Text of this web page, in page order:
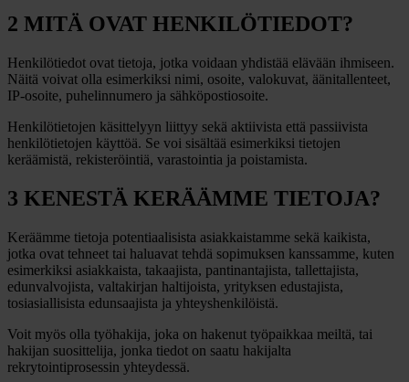
2 MITÄ OVAT HENKILÖTIEDOT?
Henkilötiedot ovat tietoja, jotka voidaan yhdistää elävään ihmiseen.
Näitä voivat olla esimerkiksi nimi, osoite, valokuvat, äänitallenteet,
IP-osoite, puhelinnumero ja sähköpostiosoite.
Henkilötietojen käsittelyyn liittyy sekä aktiivista että passiivista
henkilötietojen käyttöä. Se voi sisältää esimerkiksi tietojen
keräämistä, rekisteröintiä, varastointia ja poistamista.
3 KENESTÄ KERÄÄMME TIETOJA?
Keräämme tietoja potentiaalisista asiakkaistamme sekä kaikista,
jotka ovat tehneet tai haluavat tehdä sopimuksen kanssamme, kuten
esimerkiksi asiakkaista, takaajista, pantinantajista, tallettajista,
edunvalvojista, valtakirjan haltijoista, yrityksen edustajista,
tosiasiallisista edunsaajista ja yhteyshenkilöistä.
Voit myös olla työhakija, joka on hakenut työpaikkaa meiltä, tai
hakijan suosittelija, jonka tiedot on saatu hakijalta
rekrytointiprosessin yhteydessä.